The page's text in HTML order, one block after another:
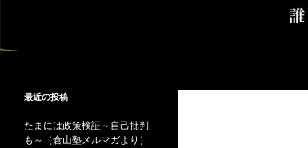
倉山満の砦～誰も教えない時事と教
最近の投稿
たまには政策検証～自己批判
も～（倉山塾メルマガより）